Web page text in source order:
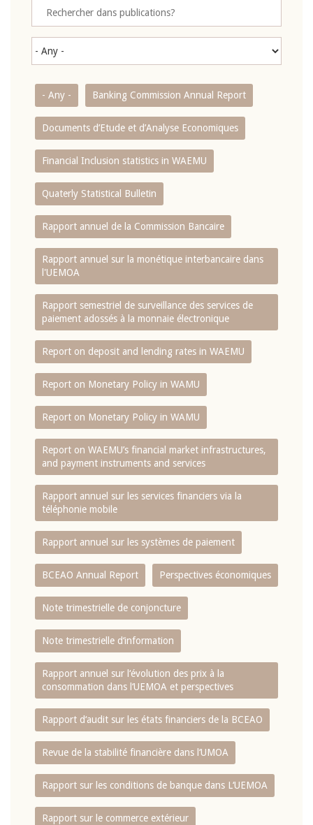
- Any - Banking Commission Annual Report
Documents d’Etude et d’Analyse Economiques
Financial Inclusion statistics in WAEMU
Quaterly Statistical Bulletin
Rapport annuel de la Commission Bancaire
Rapport annuel sur la monétique interbancaire dans
l'UEMOA
Rapport semestriel de surveillance des services de
paiement adossés à la monnaie électronique
Report on deposit and lending rates in WAEMU
Report on Monetary Policy in WAMU
Report on Monetary Policy in WAMU
Report on WAEMU’s financial market infrastructures,
and payment instruments and services
Rapport annuel sur les services financiers via la
téléphonie mobile
Rapport annuel sur les systèmes de paiement
BCEAO Annual Report Perspectives économiques
Note trimestrielle de conjoncture
Note trimestrielle d‘information
Rapport annuel sur l‘évolution des prix à la
consommation dans l‘UEMOA et perspectives
Rapport d‘audit sur les états financiers de la BCEAO
Revue de la stabilité financière dans l‘UMOA
Rapport sur les conditions de banque dans L‘UEMOA
Rapport sur le commerce extérieur